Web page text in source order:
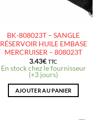
BK-808023T – SANGLE
RÉSERVOIR HUILE EMBASE
MERCRUISER – 808023T
3.43€ TTC
En stock chez le fournisseur
(+3 jours)
AJOUTER AU PANIER